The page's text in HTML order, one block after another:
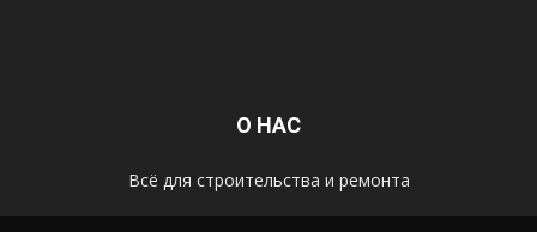
О НАС
Всё для строительства и ремонта